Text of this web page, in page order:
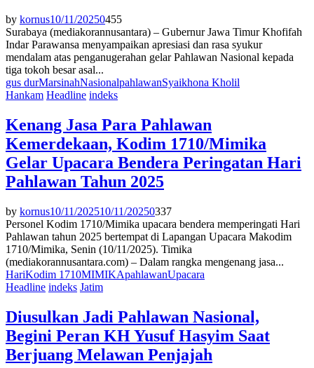
by kornus10/11/20250455
Surabaya (mediakorannusantara) – Gubernur Jawa Timur Khofifah
Indar Parawansa menyampaikan apresiasi dan rasa syukur
mendalam atas penganugerahan gelar Pahlawan Nasional kepada
tiga tokoh besar asal...
gus durMarsinahNasionalpahlawanSyaikhona Kholil
Hankam Headline indeks
Kenang Jasa Para Pahlawan
Kemerdekaan, Kodim 1710/Mimika
Gelar Upacara Bendera Peringatan Hari
Pahlawan Tahun 2025
by kornus10/11/202510/11/20250337
Personel Kodim 1710/Mimika upacara bendera memperingati Hari
Pahlawan tahun 2025 bertempat di Lapangan Upacara Makodim
1710/Mimika, Senin (10/11/2025). Timika
(mediakorannusantara.com) – Dalam rangka mengenang jasa...
HariKodim 1710MIMIKApahlawanUpacara
Headline indeks Jatim
Diusulkan Jadi Pahlawan Nasional,
Begini Peran KH Yusuf Hasyim Saat
Berjuang Melawan Penjajah